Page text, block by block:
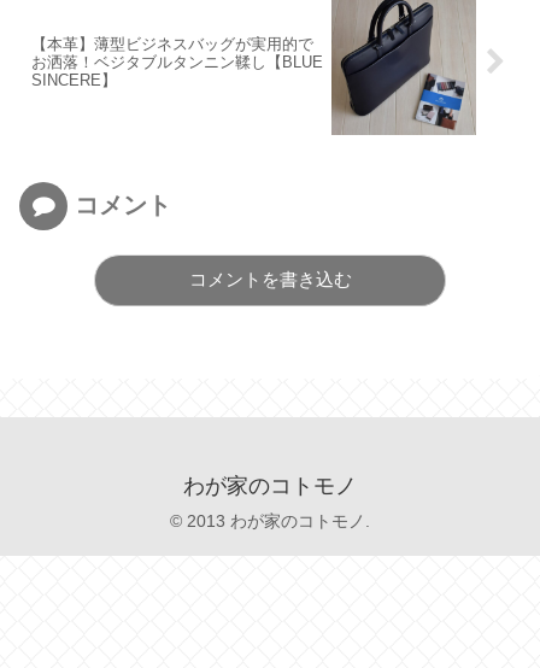
【本革】薄型ビジネスバッグが実用的で
お洒落！ベジタブルタンニン鞣し【BLUE
SINCERE】
コメント
コメントを書き込む
わが家のコトモノ
© 2013 わが家のコトモノ.